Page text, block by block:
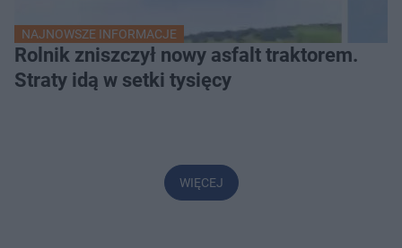
NAJNOWSZE INFORMACJE
Rolnik zniszczył nowy asfalt traktorem.
Straty idą w setki tysięcy
WIĘCEJ